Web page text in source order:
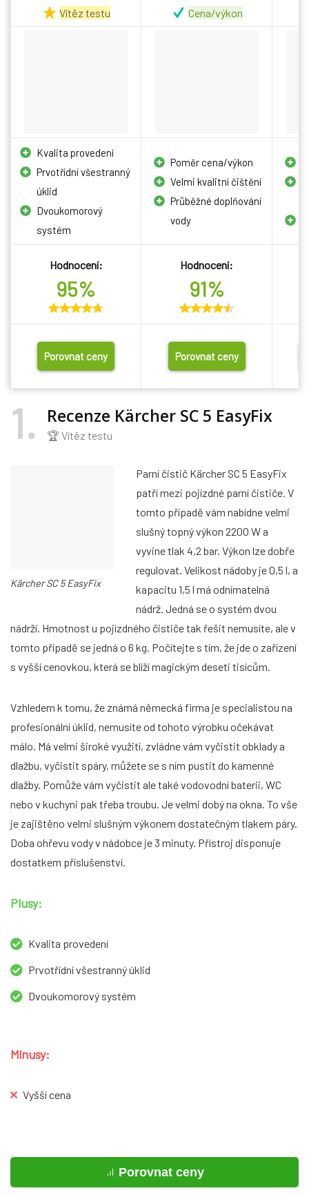
Vítěz testu
Cena/výkon
Kvalita provedení
Prvotřídní všestranný
úklid
Dvoukomorový
systém
Poměr cena/výkon
Velmi kvalitní čištění
Průběžné doplňování
vody
Hodnocení:
95%
Hodnocení:
91%
Porovnat ceny Porovnat ceny
1 Recenze Kärcher SC 5 EasyFix
🏆 Vítěz testu
Kärcher SC 5 EasyFix
Parní čistič Kärcher SC 5 EasyFix
patří mezi pojízdné parní čističe. V
tomto případě vám nabídne velmi
slušný topný výkon 2200 W a
vyvine tlak 4,2 bar. Výkon lze dobře
regulovat. Velikost nádoby je 0,5 l, a
kapacitu 1,5 l má odnímatelná
nádrž. Jedná se o systém dvou
nádrží. Hmotnost u pojízdného čističe tak řešit nemusíte, ale v
tomto případě se jedná o 6 kg. Počítejte s tím, že jde o zařízení
s vyšší cenovkou, která se blíží magickým deseti tisícům.
Vzhledem k tomu, že známá německá firma je specialistou na
profesionální úklid, nemusíte od tohoto výrobku očekávat
málo. Má velmi široké využití, zvládne vám vyčistit obklady a
dlažbu, vyčistit spáry, můžete se s ním pustit do kamenné
dlažby. Pomůže vám vyčistit ale také vodovodní baterii, WC
nebo v kuchyni pak třeba troubu. Je velmi dobý na okna. To vše
je zajištěno velmi slušným výkonem dostatečným tlakem páry.
Doba ohřevu vody v nádobce je 3 minuty. Přístroj disponuje
dostatkem příslušenství.
Plusy:
Kvalita provedení
Prvotřídní všestranný úklid
Dvoukomorový systém
Mínusy:
Vyšší cena
Porovnat ceny